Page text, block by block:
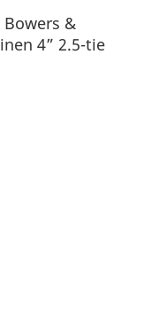
Bowers &
4” 2.5-tie